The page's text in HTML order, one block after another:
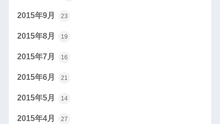
2015年9月 23
2015年8月 19
2015年7月 16
2015年6月 21
2015年5月 14
2015年4月 27